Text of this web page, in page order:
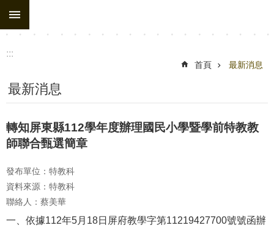
跳到主要內容區塊
:::
首頁 最新消息
最新消息
轉知屏東縣112學年度辦理國民小學暨學前特教教
師聯合甄選簡章
發布單位：特教科
資料來源：特教科
聯絡人：蔡美華
一、依據112年5月18日屏府教學字第11219427700號號函辦